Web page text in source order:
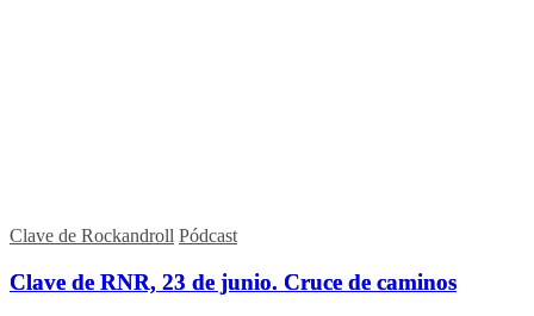
Clave de Rockandroll Pódcast
Clave de RNR, 23 de junio. Cruce de caminos